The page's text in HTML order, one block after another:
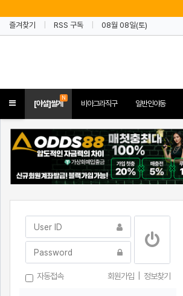
즐겨찾기
RSS 구독 08월 08일(토)
Toggle[야설]썰게
N
비아그라직구 일반인야동
자동접속 회원가입 정보찾기